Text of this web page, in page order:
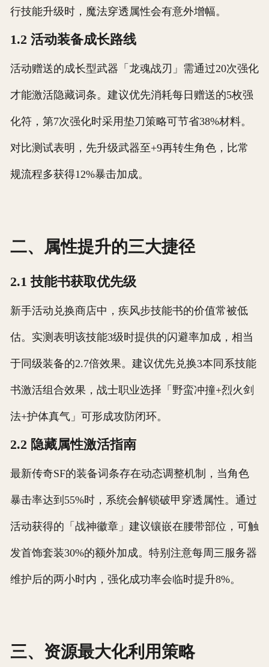
行技能升级时，魔法穿透属性会有意外增幅。
1.2 活动装备成长路线
活动赠送的成长型武器「龙魂战刃」需通过20次强化
才能激活隐藏词条。建议优先消耗每日赠送的5枚强
化符，第7次强化时采用垫刀策略可节省38%材料。
对比测试表明，先升级武器至+9再转生角色，比常
规流程多获得12%暴击加成。
二、属性提升的三大捷径
2.1 技能书获取优先级
新手活动兑换商店中，疾风步技能书的价值常被低
估。实测表明该技能3级时提供的闪避率加成，相当
于同级装备的2.7倍效果。建议优先兑换3本同系技能
书激活组合效果，战士职业选择「野蛮冲撞+烈火剑
法+护体真气」可形成攻防闭环。
2.2 隐藏属性激活指南
最新传奇SF的装备词条存在动态调整机制，当角色
暴击率达到55%时，系统会解锁破甲穿透属性。通过
活动获得的「战神徽章」建议镶嵌在腰带部位，可触
发首饰套装30%的额外加成。特别注意每周三服务器
维护后的两小时内，强化成功率会临时提升8%。
三、资源最大化利用策略